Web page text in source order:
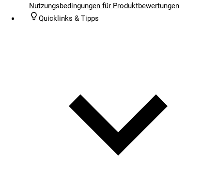
Nutzungsbedingungen für Produktbewertungen
Quicklinks & Tipps